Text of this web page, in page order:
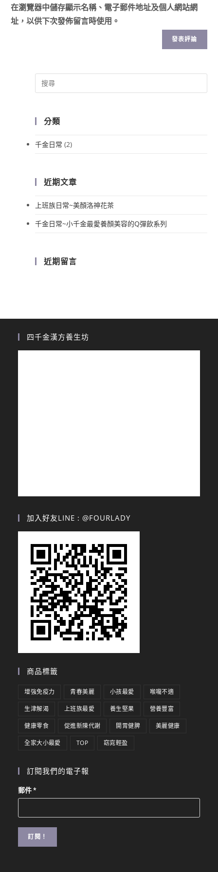
在瀏覽器中儲存顯示名稱、電子郵件地址及個人網站網
址，以供下次發佈留言時使用。
分類
千金日常 (2)
近期文章
上班族日常~美顏洛神花茶
千金日常~小千金最愛養顏美容的Q彈飲系列
近期留言
四千金漢方養生坊
加入好友LINE : @FOURLADY
商品標籤
增強免疫力 青春美麗 小孩最愛 喉嚨不適
生津解渴 上班族最愛 養生堅果 營養豐富
健康零食 促進新陳代謝 開胃健脾 美麗健康
全家大小最愛 TOP 窈窕輕盈
訂閱我們的電子報
郵件*